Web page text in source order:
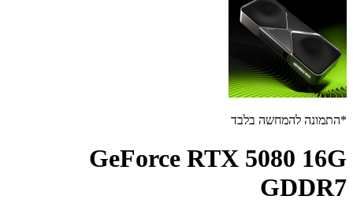
*התמונה להמחשה בלבד
GeForce RTX 5080 16G
GDDR7